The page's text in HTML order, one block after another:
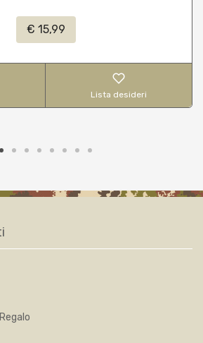
€ 15,99
Lista desideri